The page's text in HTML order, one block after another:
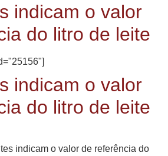
indicam o valor
do litro de leite
indicam o valor
do litro de leite
indicam o valor de referência do